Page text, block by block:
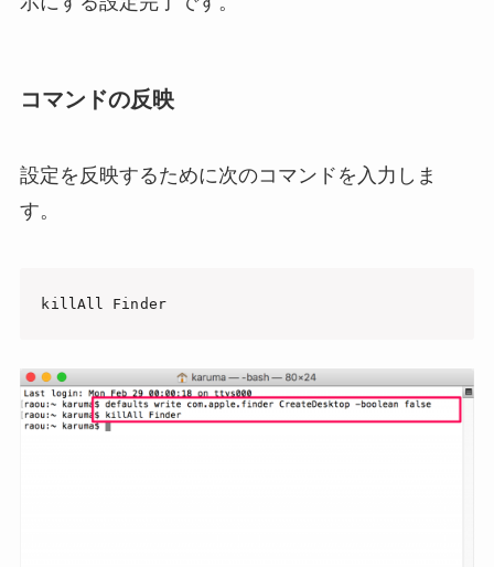
コマンドの反映
設定を反映するために次のコマンドを入力しま
す。
killAll Finder